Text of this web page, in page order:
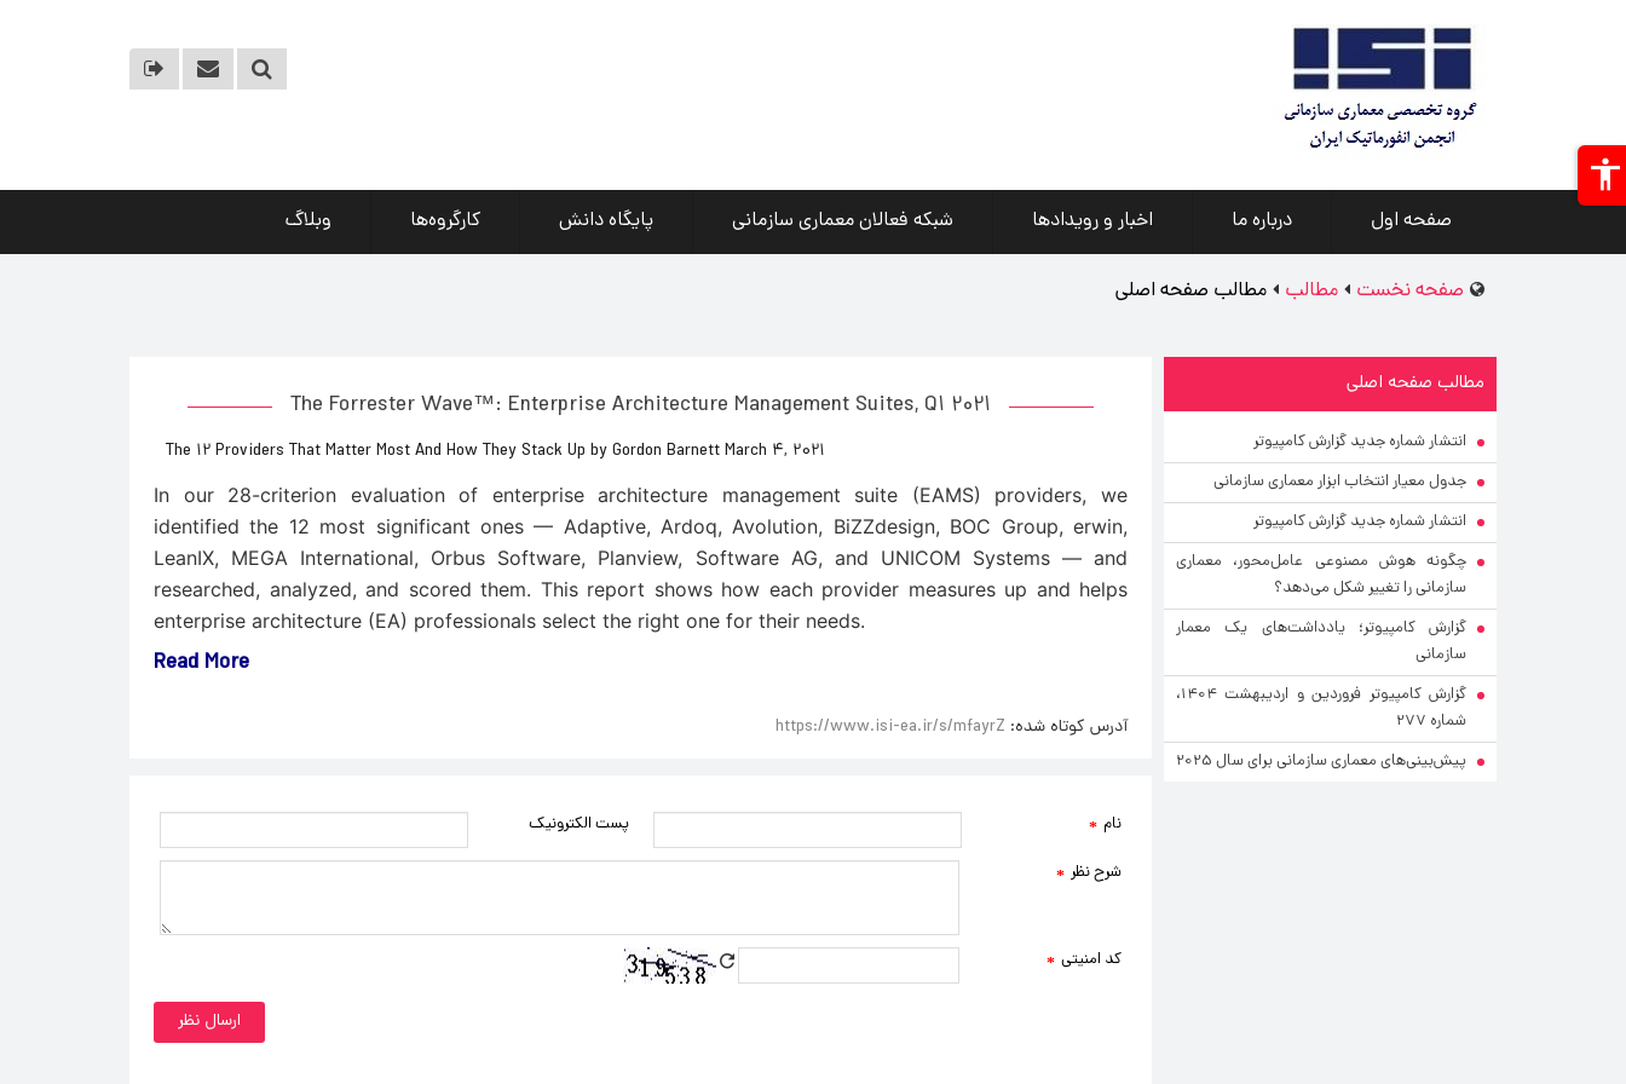
صفحه اول درباره ما اخبار و رویدادها شبکه فعالان معماری سازمانی پایگاه دانش کارگروه‌ها وبلاگ
صفحه نخست مطالب مطالب صفحه اصلی
The Forrester Wave™: Enterprise Architecture Management Suites, Q1 2021
The 12 Providers That Matter Most And How They Stack Up by Gordon Barnett March 4, 2021
In our 28-criterion evaluation of enterprise architecture management suite (EAMS) providers, we
identified the 12 most significant ones — Adaptive, Ardoq, Avolution, BiZZdesign, BOC Group, erwin,
LeanIX, MEGA International, Orbus Software, Planview, Software AG, and UNICOM Systems — and
researched, analyzed, and scored them. This report shows how each provider measures up and helps
enterprise architecture (EA) professionals select the right one for their needs.
Read More
آدرس کوتاه شده: https://www.isi-ea.ir/s/mfayrZ
نام * پست الکترونیک
شرح نظر *
کد امنیتی *
مطالب صفحه اصلی
انتشار شماره جدید گزارش کامپیوتر
جدول معیار انتخاب ابزار معماری سازمانی
انتشار شماره جدید گزارش کامپیوتر
چگونه هوش مصنوعی عامل‌محور، معماری
سازمانی را تغییر شکل می‌دهد؟
گزارش کامپیوتر؛ یادداشت‌های یک معمار
سازمانی
گزارش کامپیوتر فروردین و اردیبهشت 1404،
شماره 277
پیش‌بینی‌های معماری سازمانی برای سال 2025